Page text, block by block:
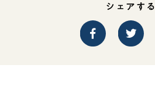
シェアする